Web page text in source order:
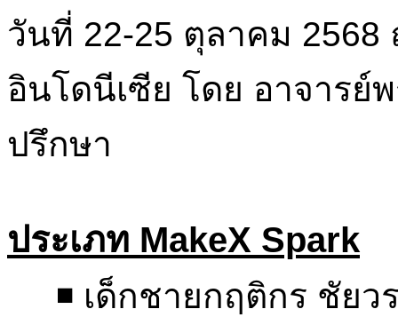
วันที่ 22-25 ตุลาคม
อินโดนีเซีย โดย อาจารย์
ปรึกษา
ประเภท MakeX Spark
◾ เด็กชายกฤติกร ชั